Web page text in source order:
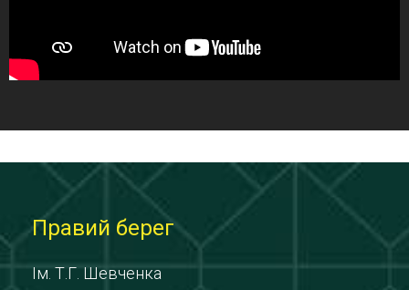
Правий берег
Ім. Т.Г. Шевченка